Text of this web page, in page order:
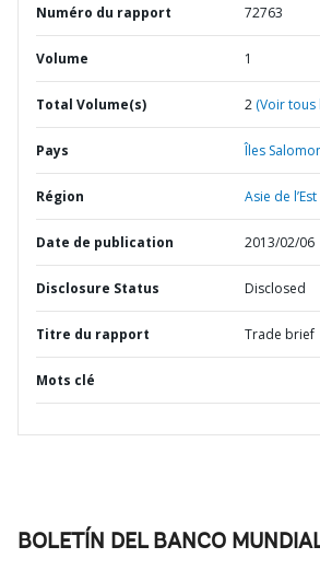
Numéro du rapport 72763
Volume 1
Total Volume(s) 2 (Voir tous
Pays Îles
Région Asie de
Date de publication 2013/02/06
Disclosure Status Disclosed
Titre du rapport Trade brief
Mots clé
BOLETÍN DEL BANCO